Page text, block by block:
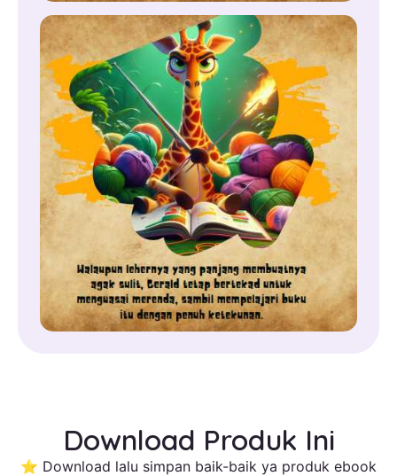
Download Produk Ini
⭐ Download lalu simpan baik-baik ya produk ebook